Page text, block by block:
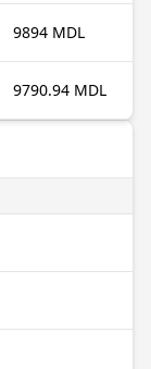
9894 MDL
9790.94 MDL